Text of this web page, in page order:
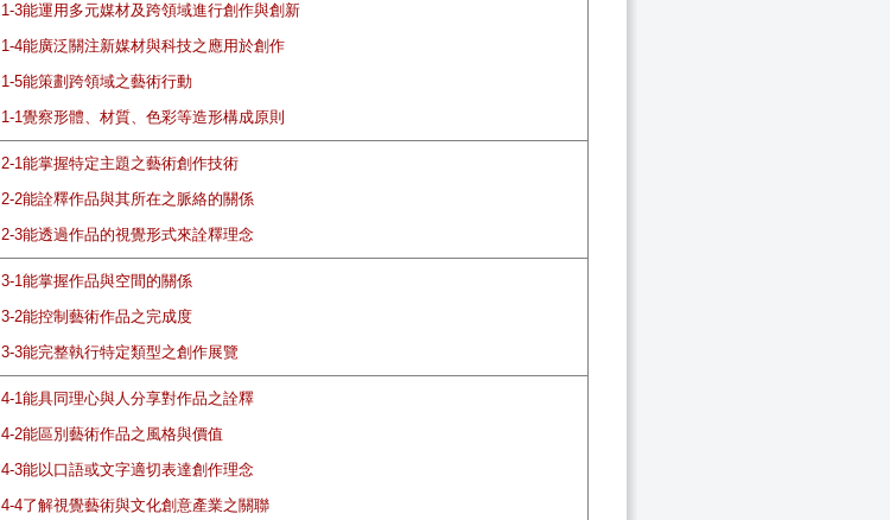
1-3能運用多元媒材及跨領域進行創作與創新
1-4能廣泛關注新媒材與科技之應用於創作
1-5能策劃跨領域之藝術行動
1-1覺察形體、材質、色彩等造形構成原則
2-1能掌握特定主題之藝術創作技術
2-2能詮釋作品與其所在之脈絡的關係
2-3能透過作品的視覺形式來詮釋理念
3-1能掌握作品與空間的關係
3-2能控制藝術作品之完成度
3-3能完整執行特定類型之創作展覽
4-1能具同理心與人分享對作品之詮釋
4-2能區別藝術作品之風格與價值
4-3能以口語或文字適切表達創作理念
4-4了解視覺藝術與文化創意產業之關聯